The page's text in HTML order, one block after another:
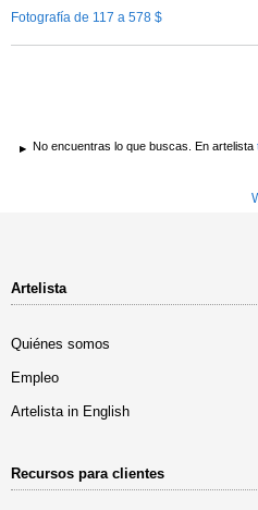
Fotografía de 117 a 578 $
No encuentras lo que buscas. En artelista
Artelista
Quiénes somos
Empleo
Artelista in English
Recursos para clientes